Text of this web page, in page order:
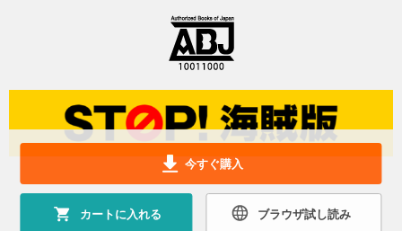
今すぐ購入
カートに入れる ブラウザ試し読み